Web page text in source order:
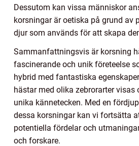
Dessutom kan vissa människor
korsningar är oetiska på grund av
djur som används för att skapa
Sammanfattningsvis är korsning
fascinerande och unik företeelse
hybrid med fantastiska
hästar med olika zebrorarter visas
unika kännetecken. Med en
dessa korsningar kan vi fortsätta
potentiella fördelar och
och forskare.